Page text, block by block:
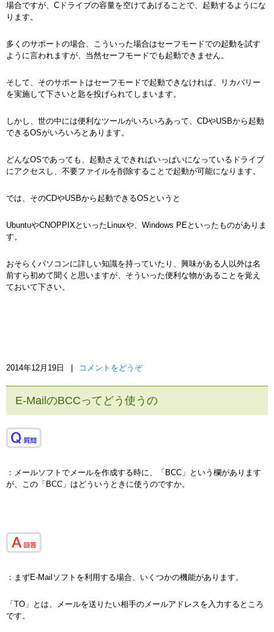
場合ですが、Cドライブの容量を空けてあげることで、起動するようにな
ります。
多くのサポートの場合、こういった場合はセーフモードでの起動を試す
ように言われますが、当然セーフモードでも起動できません。
そして、そのサポートはセーフモードで起動できなければ、リカバリー
を実施して下さいと匙を投げられてしまいます。
しかし、世の中には便利なツールがいろいろあって、CDやUSBから起動
できるOSがいろいろとあります。
どんなOSであっても、起動さえできればいっぱいになっているドライブ
にアクセスし、不要ファイルを削除することで起動が可能になります。
では、そのCDやUSBから起動できるOSというと
UbuntuやCNOPPIXといったLinuxや、Windows PEといったものがありま
す。
おそらくパソコンに詳しい知識を持っていたり、興味がある人以外は名
前すら初めて聞くと思いますが、そういった便利な物があることを覚え
ておいて下さい。
2014年12月19日 コメントをどうぞ
E-MailのBCCってどう使うの
：メールソフトでメールを作成する時に、「BCC」という欄があります
が、この「BCC」はどういうときに使うのですか。
：まずE-Mailソフトを利用する場合、いくつかの機能があります。
「TO」とは、メールを送りたい相手のメールアドレスを入力するところ
です。